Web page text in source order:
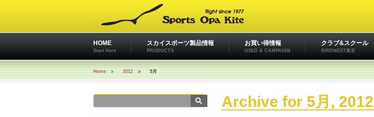
HOME
Start Here
スカイスポーツ製品情報
PRODUCTS
お買い得情報
USED & CAMPAIGN
クラブ&スクール
BIRDNEST東京
Home 2012 5月
Archive for 5月, 2012